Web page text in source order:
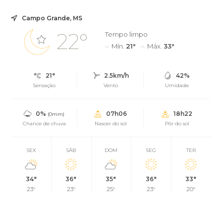
Campo Grande, MS
22°
Tempo limpo
Mín. 21° Máx. 33°
21°
Sensação
2.5km/h
Vento
42%
Umidade
0% (0mm)
Chance de chuva
07h06
Nascer do sol
18h22
Pôr do sol
SEX
34°
23°
SÁB
36°
23°
DOM
35°
25°
SEG
36°
23°
TER
33°
20°